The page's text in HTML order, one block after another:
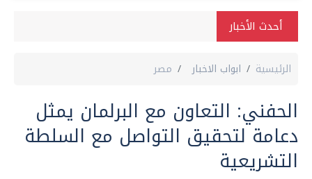
أحدث الأخبار
الرئيسية ابواب الاخبار مصر
الحفني: التعاون مع البرلمان يمثل
دعامة لتحقيق التواصل مع السلطة
التشريعية